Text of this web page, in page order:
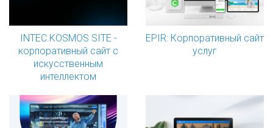
INTEC.KOSMOS SITE -
корпоративный сайт с
искусственным
интеллектом
EPIR: Корпоративный сайт
услуг